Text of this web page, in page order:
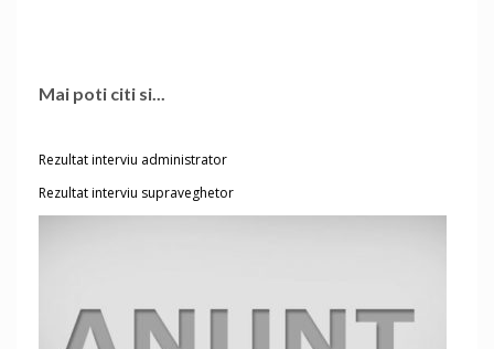
Mai poti citi si...
Rezultat interviu administrator
Rezultat interviu supraveghetor